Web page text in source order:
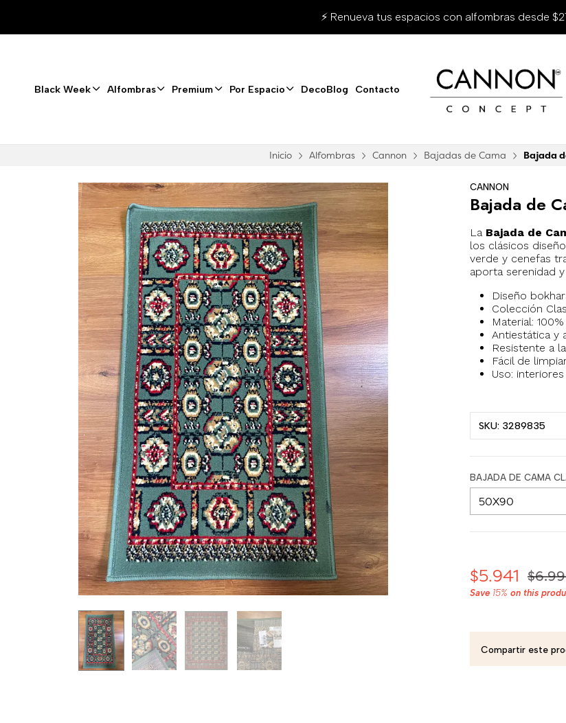
Black Week Alfombras Premium Por Espacio DecoBlog Contacto
⚡ Renueva tus espacios con alfombras desde $27.990 ⚡
Inicio Alfombras Cannon Bajadas de Cama Bajada
CANNON
Bajada de
La Bajada de
los clásicos
verde y cenefas
aporta serenidad
Diseño
Colección
Material:
Antiestática y
Resistente a
Fácil de
Uso:
SKU: 3289835
BAJADA DE CAMA
$5.941
Save 15% on this
Compartir este